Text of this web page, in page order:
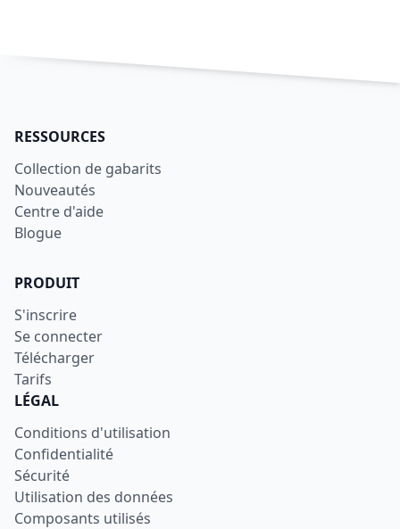
RESSOURCES
Collection de gabarits
Nouveautés
Centre d'aide
Blogue
PRODUIT
S'inscrire
Se connecter
Télécharger
Tarifs
LÉGAL
Conditions d'utilisation
Confidentialité
Sécurité
Utilisation des données
Composants utilisés